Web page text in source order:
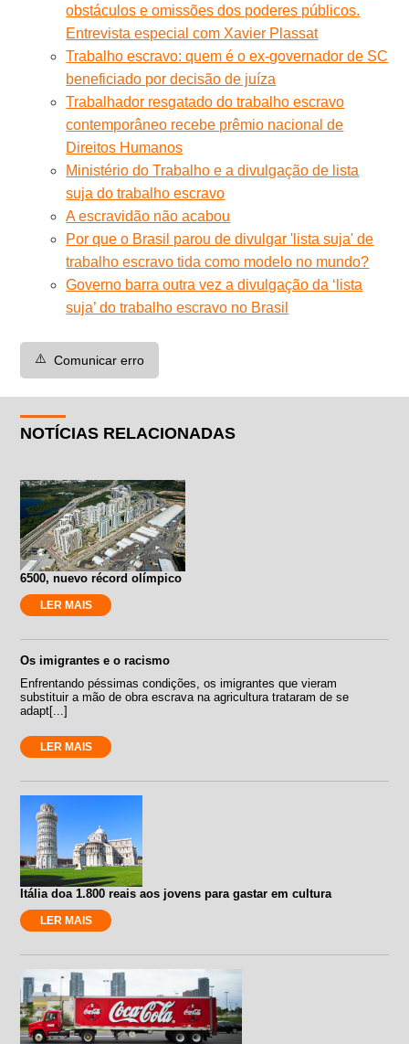
obstáculos e omissões dos poderes públicos.
Entrevista especial com Xavier Plassat
Trabalho escravo: quem é o ex-governador de SC
beneficiado por decisão de juíza
Trabalhador resgatado do trabalho escravo
contemporâneo recebe prêmio nacional de
Direitos Humanos
Ministério do Trabalho e a divulgação de lista
suja do trabalho escravo
A escravidão não acabou
Por que o Brasil parou de divulgar 'lista suja' de
trabalho escravo tida como modelo no mundo?
Governo barra outra vez a divulgação da ‘lista
suja’ do trabalho escravo no Brasil
⚠️ Comunicar erro
NOTÍCIAS RELACIONADAS
6500, nuevo récord olímpico
LER MAIS
Os imigrantes e o racismo
Enfrentando péssimas condições, os imigrantes que vieram
substituir a mão de obra escrava na agricultura trataram de se
adapt[...]
LER MAIS
Itália doa 1.800 reais aos jovens para gastar em cultura
LER MAIS